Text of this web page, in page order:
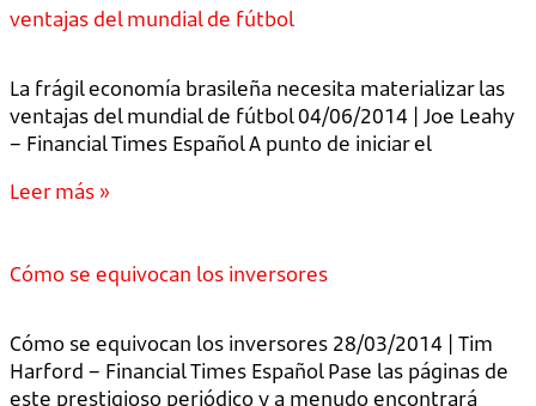
ventajas del mundial de fútbol
La frágil economía brasileña necesita materializar las
ventajas del mundial de fútbol 04/06/2014 | Joe Leahy
– Financial Times Español A punto de iniciar el
Leer más »
Cómo se equivocan los inversores
Cómo se equivocan los inversores 28/03/2014 | Tim
Harford – Financial Times Español Pase las páginas de
este prestigioso periódico y a menudo encontrará